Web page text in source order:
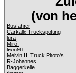
(von
Busfahrer
Carkalle Truckspotting
lura
Miró.
leon98
Melvin H. Truck Photo's
R-Johannes
Baggerkelle